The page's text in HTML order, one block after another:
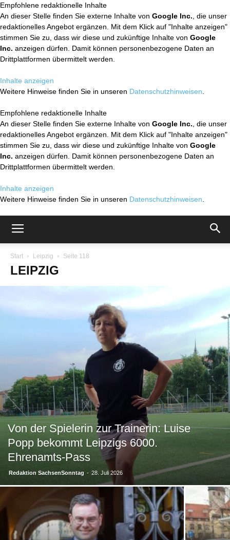
Empfohlene redaktionelle Inhalte
An dieser Stelle finden Sie externe Inhalte von Google Inc. , die unser
redaktionelles Angebot ergänzen. Mit dem Klick auf "Inhalte anzeigen"
stimmen Sie zu, dass wir diese und zukünftige Inhalte von Google
Inc. anzeigen dürfen. Damit können personenbezogene Daten an
Drittplattformen übermittelt werden.
Inhalte anzeigen
Weitere Hinweise finden Sie in unseren Datenschutzhinweisen
Empfohlene redaktionelle Inhalte
An dieser Stelle finden Sie externe Inhalte von Google Inc. , die unser
redaktionelles Angebot ergänzen. Mit dem Klick auf "Inhalte anzeigen"
stimmen Sie zu, dass wir diese und zukünftige Inhalte von Google
Inc. anzeigen dürfen. Damit können personenbezogene Daten an
Drittplattformen übermittelt werden.
Inhalte anzeigen
Weitere Hinweise finden Sie in unseren Datenschutzhinweisen
Start Leipzig Seite 118
LEIPZIG
Von der Spielerin zur Trainerin: Luise
Popp bekommt Leipzigs 6000.
Ehrenamts-Pass
Redaktion SachsenSonntag - 28. Juli 2026